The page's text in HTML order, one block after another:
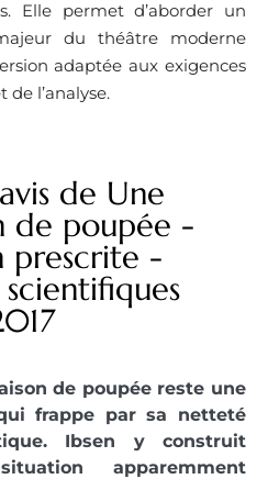
Elle permet d’aborder un
du théâtre moderne
adaptée aux exigences
de l’analyse.
de Une
de poupée -
prescrite -
scientifiques
de poupée reste une
frappe par sa netteté
Ibsen y construit
apparemment